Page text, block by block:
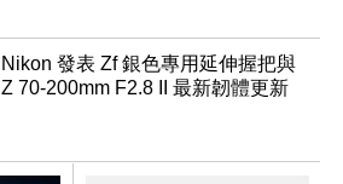
Nikon 發表 Zf 銀色專用延伸握把與
Z 70-200mm F2.8 II 最新韌體更新